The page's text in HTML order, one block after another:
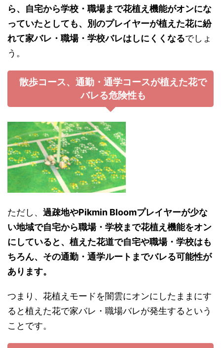
ら、自宅から学校・職場まで花植え機能がオンにな
っていたとしても、別のプレイヤーが植えた花に紛
れて家バレ・職場・学校バレはしにくくなるでしょ
う。
散歩コース、通勤・通学コースが植えた花で
バレる危険性も
ただし、 過疎地やPikmin Bloomプレイヤーが少な
い地域で自宅から職場・学校まで花植え機能をオン
にしていると、植えた花道で自宅や職場・学校はも
ちろん、その通勤・通学ルートまでバレる可能性が
あります。
つまり、花植えモードを闇雲にオンにしたままにす
ると植えた花で家バレ・職場バレが発生するという
ことです。